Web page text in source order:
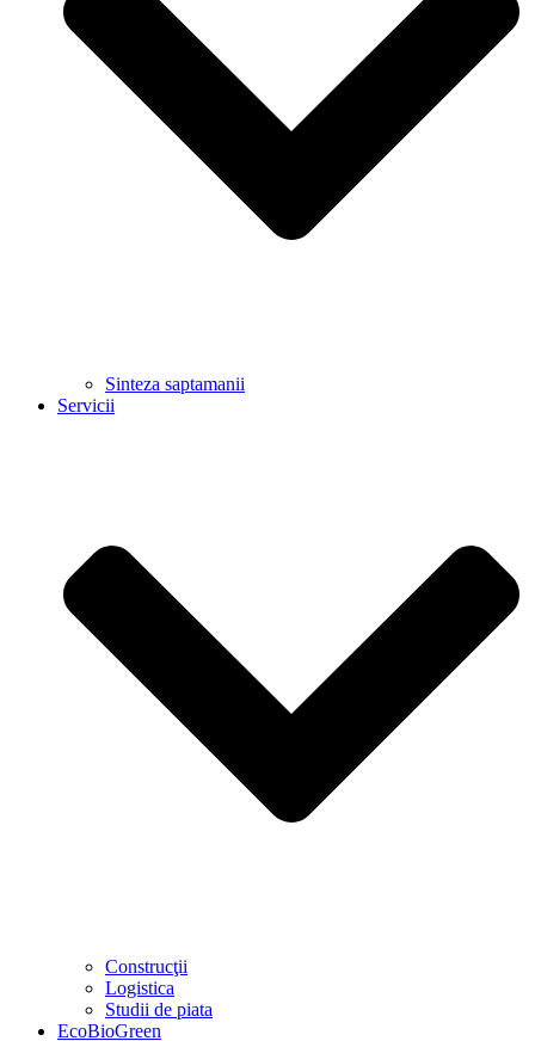
Sinteza saptamanii
Servicii
Construcţii
Logistica
Studii de piata
EcoBioGreen